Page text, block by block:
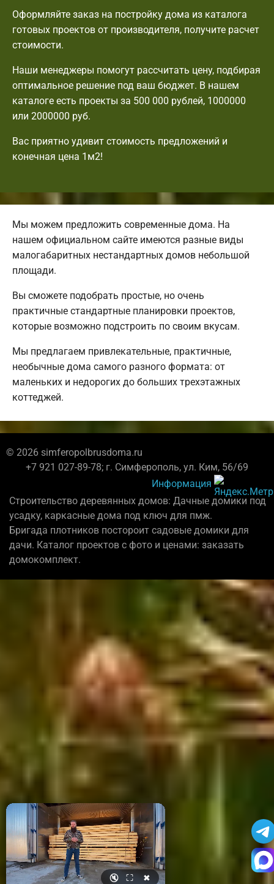
Оформляйте заказ на постройку дома из каталога
готовых проектов от производителя, получите расчет
стоимости.
Наши менеджеры помогут рассчитать цену, подбирая
оптимальное решение под ваш бюджет. В нашем
каталоге есть проекты за 500 000 рублей, 1000000
или 2000000 руб.
Вас приятно удивит стоимость предложений и
конечная цена 1м2!
Мы можем предложить современные дома. На
нашем официальном сайте имеются разные виды
малогабаритных нестандартных домов небольшой
площади.
Вы сможете подобрать простые, но очень
практичные стандартные планировки проектов,
которые возможно подстроить по своим вкусам.
Мы предлагаем привлекательные, практичные,
необычные дома самого разного формата: от
маленьких и недорогих до больших трехэтажных
коттеджей.
© 2026 simferopolbrusdoma.ru
+7 921 027-89-78; г. Симферополь, ул. Ким, 56/69
Информация
Строительство деревянных домов: Дачные домики под
усадку, каркасные дома под ключ для пмж.
Бригада плотников постороит садовые домики для
дачи. Каталог проектов с фото и ценами: заказать
домокомплект.
🔇 ⛶ ✖